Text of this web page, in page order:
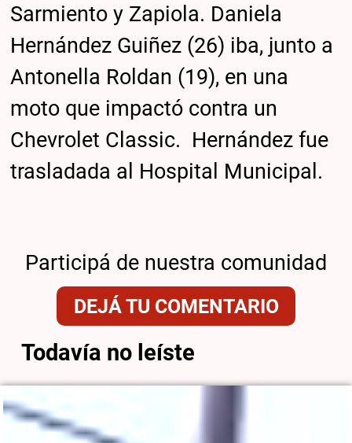
Sarmiento y Zapiola. Daniela
Hernández Guiñez (26) iba, junto a
Antonella Roldan (19), en una
moto que impactó contra un
Chevrolet Classic. Hernández fue
trasladada al Hospital Municipal.
Participá de nuestra comunidad
DEJÁ TU COMENTARIO
Todavía no leíste